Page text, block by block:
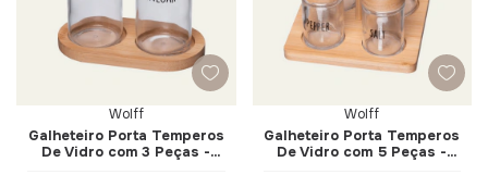
Wolff
Galheteiro Porta Temperos
De Vidro com 3 Peças -
Wolff
Galheteiro Porta Temperos
De Vidro com 5 Peças -